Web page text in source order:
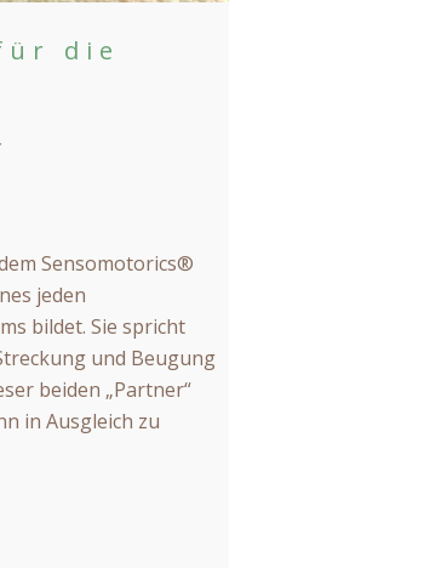
die
Sensomotorics®
jeden
bildet. Sie spricht
und Beugung
beiden „Partner“
in Ausgleich zu